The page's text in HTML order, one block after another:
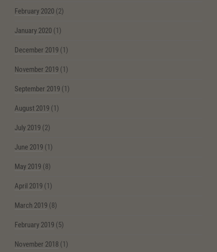
February 2020 (2)
January 2020 (1)
December 2019 (1)
November 2019 (1)
September 2019 (1)
August 2019 (1)
July 2019 (2)
June 2019 (1)
May 2019 (8)
April 2019 (1)
March 2019 (8)
February 2019 (5)
November 2018 (1)